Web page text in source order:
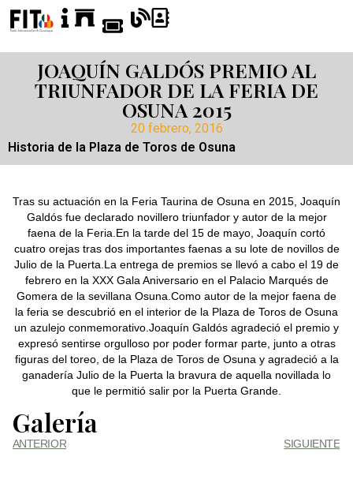
JOAQUÍN GALDÓS PREMIO AL
TRIUNFADOR DE LA FERIA DE
OSUNA 2015
20 febrero, 2016
Historia de la Plaza de Toros de Osuna
Tras su actuación en la Feria Taurina de Osuna en 2015, Joaquín
Galdós fue declarado novillero triunfador y autor de la mejor
faena de la Feria.En la tarde del 15 de mayo, Joaquín cortó
cuatro orejas tras dos importantes faenas a su lote de novillos de
Julio de la Puerta.La entrega de premios se llevó a cabo el 19 de
febrero en la XXX Gala Aniversario en el Palacio Marqués de
Gomera de la sevillana Osuna.Como autor de la mejor faena de
la feria se descubrió en el interior de la Plaza de Toros de Osuna
un azulejo conmemorativo.Joaquín Galdós agradeció el premio y
expresó sentirse orgulloso por poder formar parte, junto a otras
figuras del toreo, de la Plaza de Toros de Osuna y agradeció a la
ganadería Julio de la Puerta la bravura de aquella novillada lo
que le permitió salir por la Puerta Grande.
Galería
ANTERIOR SIGUIENTE